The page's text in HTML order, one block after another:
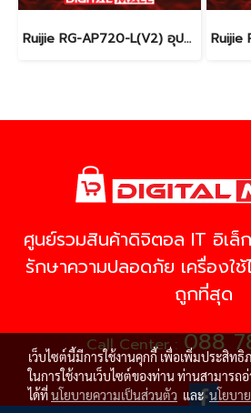
Ruijie RG-AP720-L(V2) อุปกรณ์กระจายสัญญาณ (Access Point) ของแท้รับประกันศูนย์ไทย 3 ปี
ศูนย์รวมสินค้าดิจิตอล IT อิเ
รักษาความปลอดภัย เครื่องใ
ถูกที่สุด
Call Center : 088
เว็บไซต์นี้มีการใช้งานคุกกี้ เพื่อเพิ่มประสิท
ในการใช้งานเว็บไซต์ของท่าน ท่านสามารถ
ได้ที่นโยบายความเป็นส่วนตัว และนโยบา